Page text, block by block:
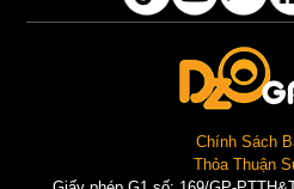
Chính Sách
Thỏa Thuận